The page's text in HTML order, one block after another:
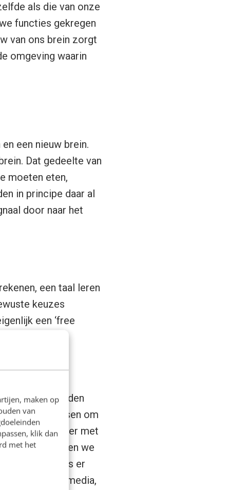
maken op
van
klik dan
met het
als die van onze
functies gekregen
van ons brein zorgt
omgeving waarin
een nieuw brein.
Dat gedeelte van
moeten eten,
in principe daar al
door naar het
een taal leren
keuzes
een ‘free
duizenden
met de mensen om
groepjes, later met
Daar hebben we
vijftig jaar, was er
alle social media,